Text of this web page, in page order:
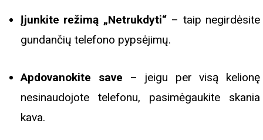
Įjunkite režimą „Netrukdyti“ – taip negirdėsite
gundančių telefono pypsėjimų.
Apdovanokite save
– jeigu per visą kelionę
nesinaudojote telefonu, pasimėgaukite skania
kava.